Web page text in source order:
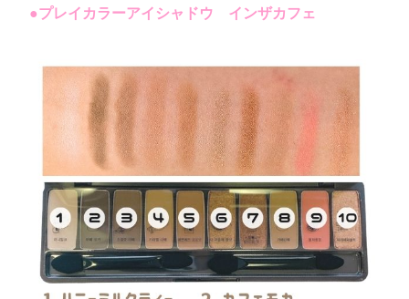
●プレイカラーアイシャドウ インザカフェ